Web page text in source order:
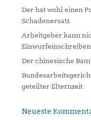
Der hat wohl einen
Schadenersatz
Arbeitgeber kann
Der chinesische
geteilter Elternzeit
Neueste